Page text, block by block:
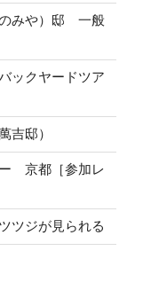
みや）邸 一般
ックヤードツア
吉邸）
京都［参加レ
ツジが見られる